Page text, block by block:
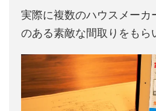
実際に複数のハウスメーカ
のある素敵な間取りをもら